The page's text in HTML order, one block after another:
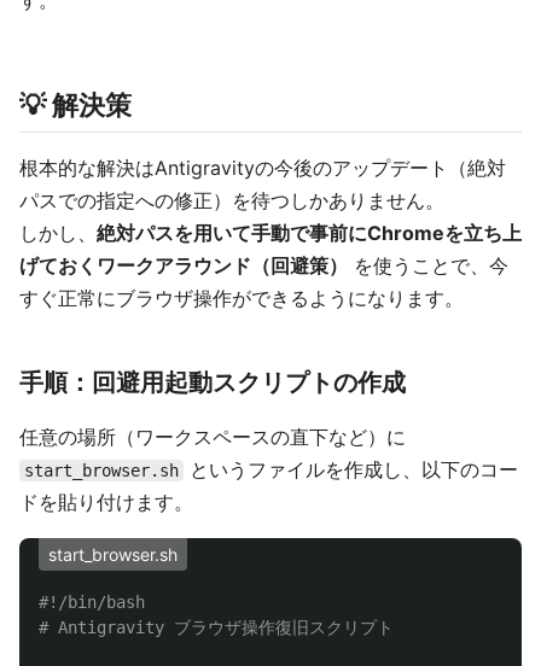
💡 解決策
根本的な解決はAntigravityの今後のアップデート（絶対
パスでの指定への修正）を待つしかありません。
しかし、 絶対パスを用いて手動で事前にChromeを立ち上
げておくワークアラウンド（回避策）
を使うことで、今
すぐ正常にブラウザ操作ができるようになります。
手順：回避用起動スクリプトの作成
任意の場所（ワークスペースの直下など）に
start_browser.sh
というファイルを作成し、以下のコー
ドを貼り付けます。
start_browser.sh
#!/bin/bash
# Antigravity ブラウザ操作復旧スクリプト